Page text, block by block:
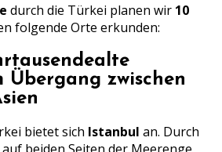
durch die Türkei planen wir 10
folgende Orte erkunden:
Übergang zwischen
bietet sich Istanbul an. Durch